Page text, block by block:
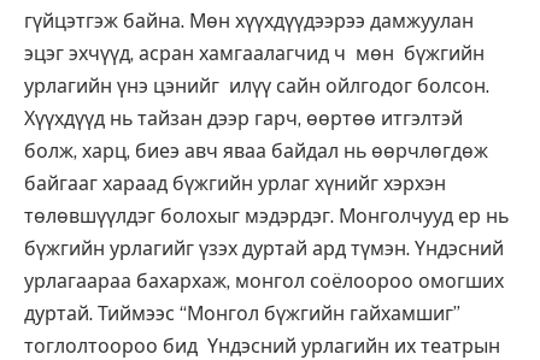
гүйцэтгэж байна. Мөн хүүхдүүдээрээ дамжуулан
эцэг эхчүүд, асран хамгаалагчид ч мөн бүжгийн
урлагийн үнэ цэнийг илүү сайн ойлгодог болсон.
Хүүхдүүд нь тайзан дээр гарч, өөртөө итгэлтэй
болж, харц, биеэ авч яваа байдал нь өөрчлөгдөж
байгааг хараад бүжгийн урлаг хүнийг хэрхэн
төлөвшүүлдэг болохыг мэдэрдэг. Монголчууд ер нь
бүжгийн урлагийг үзэх дуртай ард түмэн. Үндэсний
урлагаараа бахархаж, монгол соёлоороо омогших
дуртай. Тиймээс “Монгол бүжгийн гайхамшиг”
тоглолтоороо бид Үндэсний урлагийн их театрын